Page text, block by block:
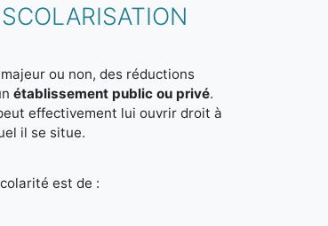
majeur ou non, des réductions
établissement public ou privé.
effectivement lui ouvrir droit à
il se situe.
est de :